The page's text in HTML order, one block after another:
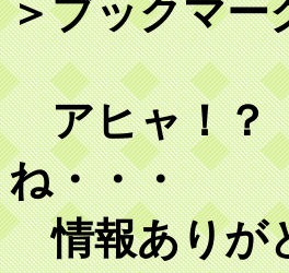
＞ブックマー
アヒャ！？
ね・・・
情報ありが